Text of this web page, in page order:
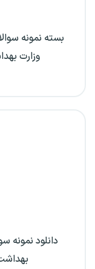
بسته نمونه
وزارت
دانلود نمونه